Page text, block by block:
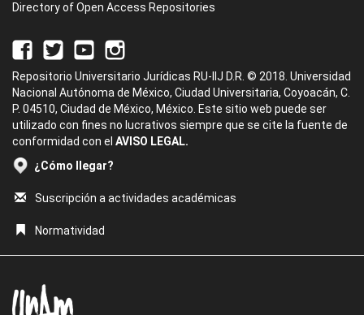
Directory of Open Access Repositories
Repositorio Universitario Jurídicas RU-IIJ D.R. © 2018. Universidad
Nacional Autónoma de México, Ciudad Universitaria, Coyoacán, C.
P. 04510, Ciudad de México, México. Este sitio web puede ser
utilizado con fines no lucrativos siempre que se cite la fuente de
conformidad con el AVISO LEGAL.
¿Cómo llegar?
Suscripción a actividades académicas
Normatividad